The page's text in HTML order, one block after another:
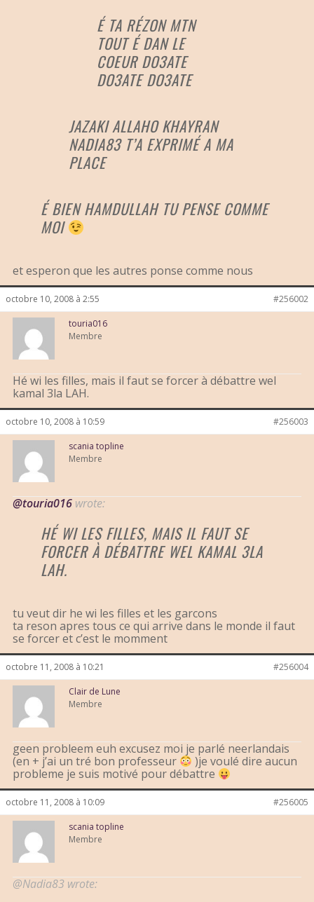
É TA RÉZON MTN
TOUT É DAN LE
COEUR DO3ATE
DO3ATE DO3ATE
JAZAKI ALLAHO KHAYRAN
NADIA83 T’A EXPRIMÉ A MA
PLACE
É BIEN HAMDULLAH TU PENSE COMME
MOI
et esperon que les autres ponse comme nous
octobre 10, 2008 à 2:55 #256002
touria016
Membre
Hé wi les filles, mais il faut se forcer à débattre wel
kamal 3la LAH.
octobre 10, 2008 à 10:59 #256003
scania topline
Membre
@touria016 wrote:
HÉ WI LES FILLES, MAIS IL FAUT SE
FORCER À DÉBATTRE WEL KAMAL 3LA
LAH.
tu veut dir he wi les filles et les garcons
ta reson apres tous ce qui arrive dans le monde il faut
se forcer et c’est le momment
octobre 11, 2008 à 10:21 #256004
Clair de Lune
Membre
geen probleem euh excusez moi je parlé neerlandais
(en + j’ai un tré bon professeur
)je voulé dire aucun
probleme je suis motivé pour débattre
octobre 11, 2008 à 10:09 #256005
scania topline
Membre
@Nadia83 wrote: